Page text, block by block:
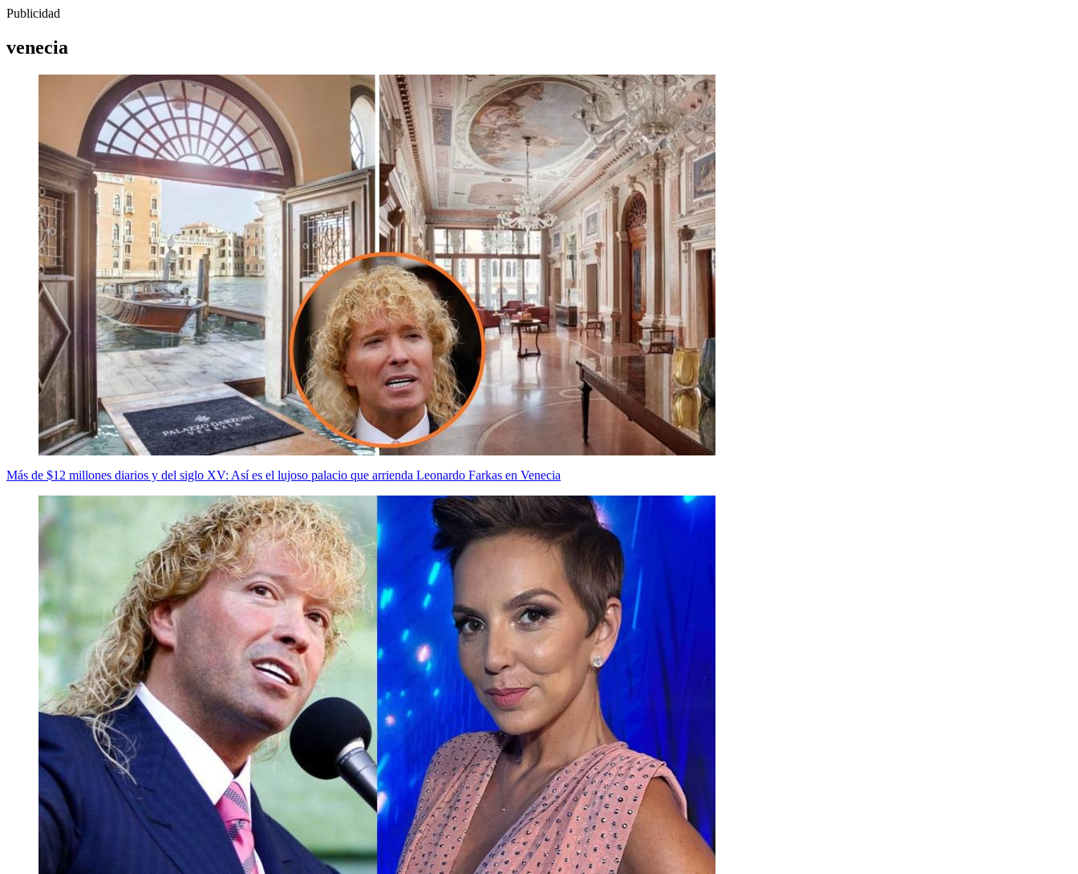
Publicidad
venecia
Más de $12 millones diarios y del siglo XV: Así es el lujoso palacio que arrienda Leonardo Farkas en Venecia